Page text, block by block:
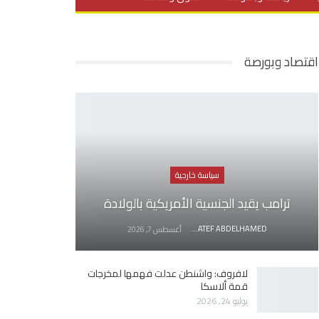
اقتصاد وبورصة
سياسة خارجية
ترامب يقيد الجنسية الأمريكية بالولادة
AWATEF ABDELHAMED أغسطس 7, 2026
لافروف: واشنطن عدلت فهمها لمخرجات
قمة ألاسكا
يوليو 24, 2026